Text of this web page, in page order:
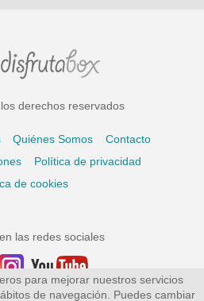
derechos reservados
Quiénes Somos
Contacto
Política de privacidad
de cookies
las redes sociales
para mejorar nuestros servicios
de navegación. Puedes cambiar